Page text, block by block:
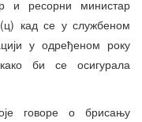
и ресорни министар
кад се у службеном
у одређеном року
би се осигурала
говоре о брисању